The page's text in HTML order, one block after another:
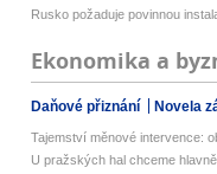
Rusko požaduje povinnou
Ekonomika a
Daňové přiznání Novela
Tajemství měnové intervence:
U pražských hal chceme